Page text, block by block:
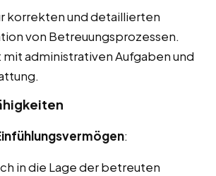
korrekten und detaillierten
von Betreuungsprozessen.
administrativen Aufgaben und
:
in die Lage der betreuten